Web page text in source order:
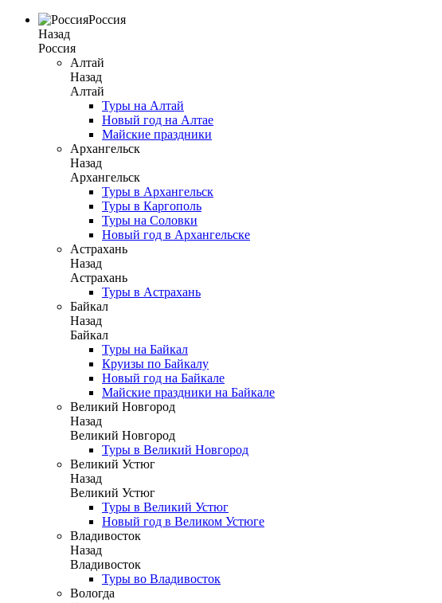
Россия
Назад
Россия
Алтай
Назад
Алтай
Туры на Алтай
Новый год на Алтае
Майские праздники
Архангельск
Назад
Архангельск
Туры в Архангельск
Туры в Каргополь
Туры на Соловки
Новый год в Архангельске
Астрахань
Назад
Астрахань
Туры в Астрахань
Байкал
Назад
Байкал
Туры на Байкал
Круизы по Байкалу
Новый год на Байкале
Майские праздники на Байкале
Великий Новгород
Назад
Великий Новгород
Туры в Великий Новгород
Великий Устюг
Назад
Великий Устюг
Туры в Великий Устюг
Новый год в Великом Устюге
Владивосток
Назад
Владивосток
Туры во Владивосток
Вологда